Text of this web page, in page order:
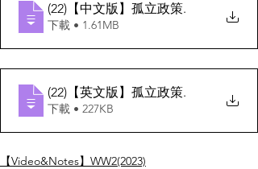
(22)【中文版】孤立政策.
下載 • 1.61MB
(22)【英文版】孤立政策.
下載 • 227KB
【Video&Notes】WW2(2023)